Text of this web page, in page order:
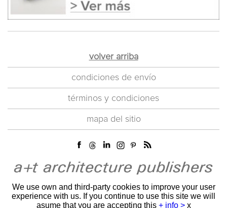
volver arriba
condiciones de envío
términos y condiciones
mapa del sitio
We use own and third-party cookies to improve your user
experience with us. If you continue to use this site we will
asume that you are accepting this + info > x